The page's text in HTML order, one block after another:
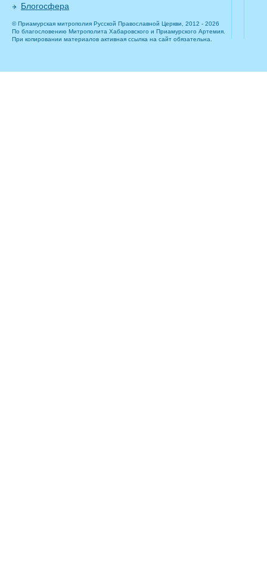
Блогосфера
© Приамурская митрополия Русской Православной Церкви, 2012 - 2026
По благословению Митрополита Хабаровского и Приамурского Артемия.
При копировании материалов активная ссылка на сайт обязательна.